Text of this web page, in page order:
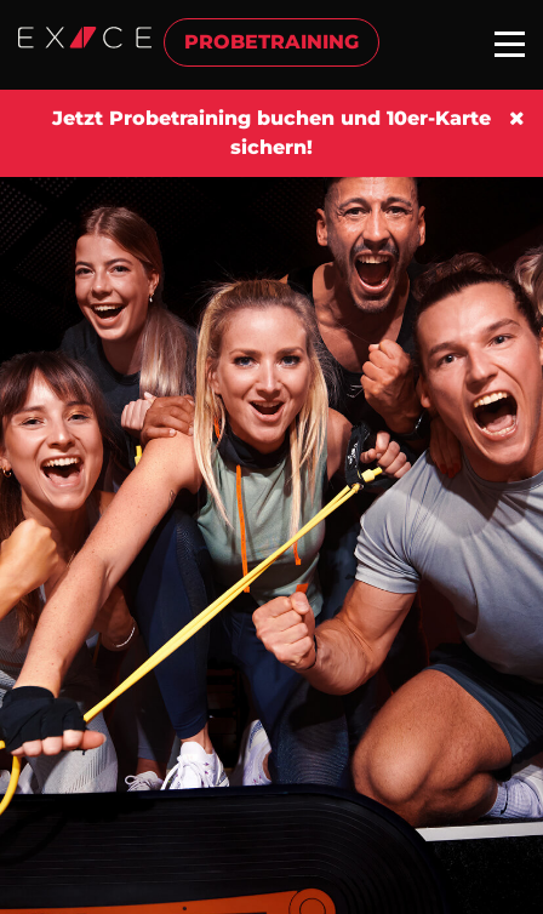
PROBETRAINING
Jetzt Probetraining buchen und 10er-Karte
sichern!